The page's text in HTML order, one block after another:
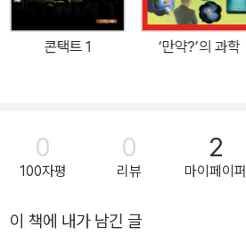
하늘에 커튼처럼 내려오는 신비한 오로라
은 원을 그리고 있다. 제2장에는 소용돌이와 나선을 모았다. 앵무조
개는 아름다운 나선을 가지고 있다. 그리
벌집과 눈의 결정은 자연계 육각형의 대
있는 구름이나 태양의 표면 등에서도 육
경우가 있다. 제4장의 소재는 다각형이다. 결정(結晶)을 현미경으로
다. 양치류의 잎이나 서리의 결정 등 얼핏
콘택트 1 ‘만약?’의 과학
0
100자평
0
리뷰
2
마이페이퍼
이 책에 내가 남긴 글